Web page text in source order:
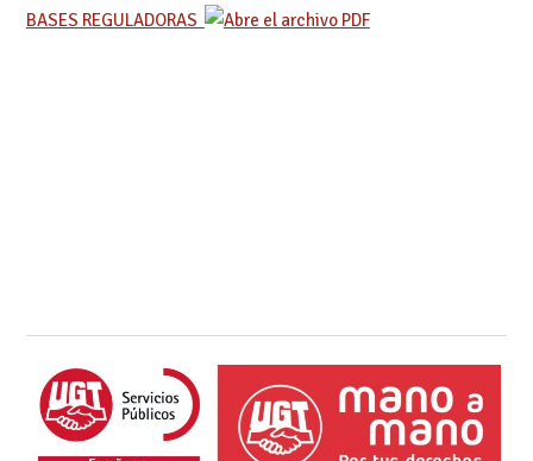
BASES REGULADORAS